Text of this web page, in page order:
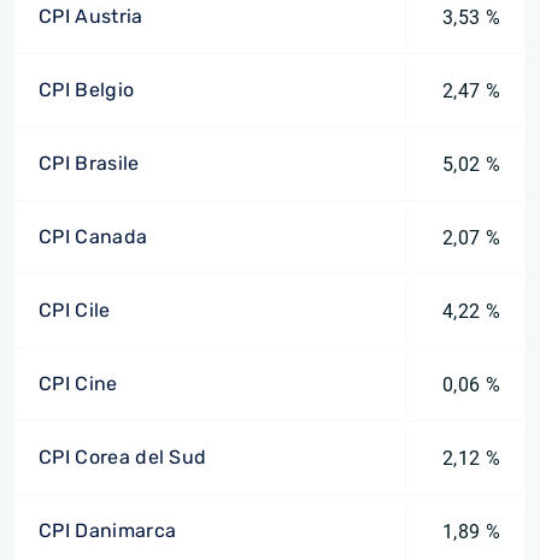
CPI Austria 3,53 %
CPI Belgio 2,47 %
CPI Brasile 5,02 %
CPI Canada 2,07 %
CPI Cile 4,22 %
CPI Cine 0,06 %
CPI Corea del Sud 2,12 %
CPI Danimarca 1,89 %